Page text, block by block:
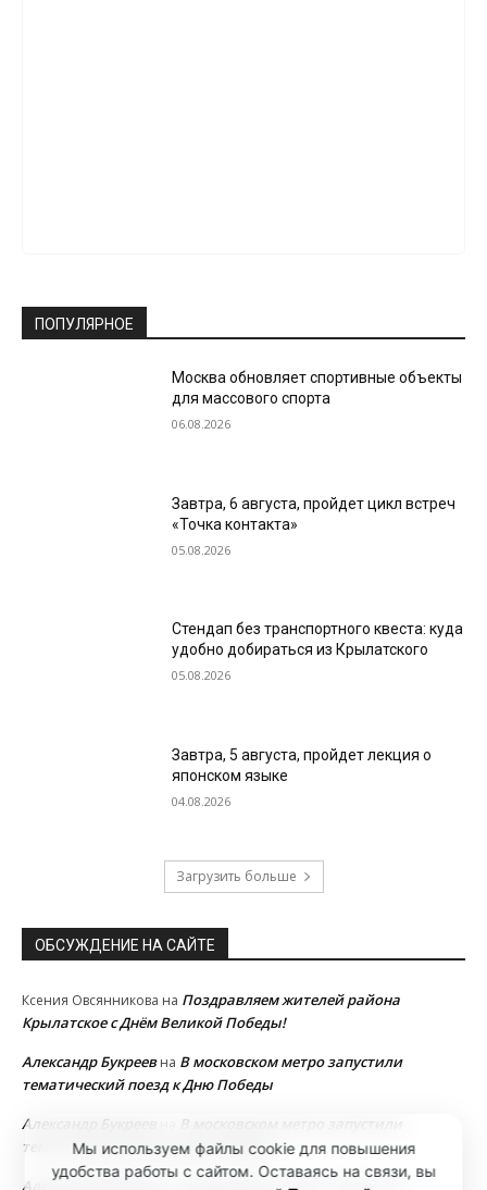
ПОПУЛЯРНОЕ
Москва обновляет спортивные объекты
для массового спорта
06.08.2026
Завтра, 6 августа, пройдет цикл встреч
«Точка контакта»
05.08.2026
Стендап без транспортного квеста: куда
удобно добираться из Крылатского
05.08.2026
Завтра, 5 августа, пройдет лекция о
японском языке
04.08.2026
Загрузить больше
ОБСУЖДЕНИЕ НА САЙТЕ
Ксения Овсянникова на Поздравляем жителей района
Крылатское с Днём Великой Победы!
Александр Букреевна В московском метро запустили
тематический поезд к Дню Победы
Александр Букреев
В московском метро запустили
тематический поезд к Дню Победы
Александр Букреев
В московском метро запустили
Мы используем файлы cookie для повышения
удобства работы с сайтом. Оставаясь на связи, вы